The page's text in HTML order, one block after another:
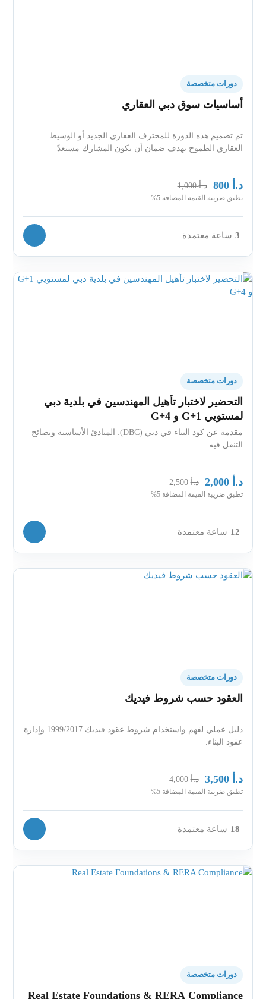
دورات متخصصة
أساسيات سوق دبي العقاري
تم تصميم هذه الدورة للمحترف العقاري الجديد أو الوسيط
العقاري الطموح بهدف ضمان أن يكون المشارك مستعدً
د.أ 800 د.أ1,000
تطبق ضريبة القيمة المضافة 5%
3 ساعة معتمدة
دورات متخصصة
التحضير لاختبار تأهيل المهندسين في بلدية دبي
لمستويي G+1 و G+4
مقدمة عن كود البناء في دبي (DBC): المبادئ الأساسية ونصائح
التنقل فيه.
د.أ 2,000 د.أ2,500
تطبق ضريبة القيمة المضافة 5%
12 ساعة معتمدة
دورات متخصصة
العقود حسب شروط فيديك
دليل عملي لفهم واستخدام شروط عقود فيديك 1999/2017 وإدارة
عقود البناء.
د.أ 3,500 د.أ4,000
تطبق ضريبة القيمة المضافة 5%
18 ساعة معتمدة
دورات متخصصة
Real Estate Foundations & RERA Compliance